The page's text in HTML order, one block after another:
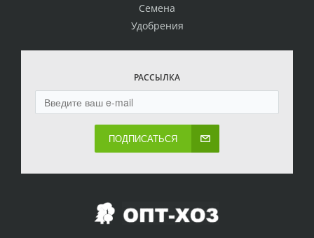
Семена
Удобрения
РАССЫЛКА
ПОДПИСАТЬСЯ